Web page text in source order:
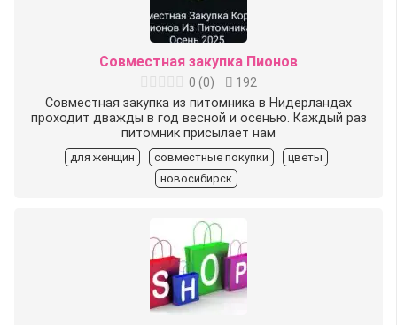
Совместная закупка Пионов
0 (0)
192
Совместная закупка из питомника в Нидерландах
проходит дважды в год весной и осенью. Каждый раз
питомник присылает нам
для женщин совместные покупки
цветы
новосибирск